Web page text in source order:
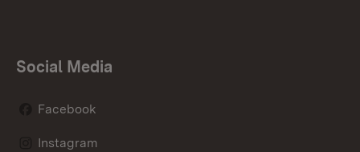
Social Media
Facebook
Instagram